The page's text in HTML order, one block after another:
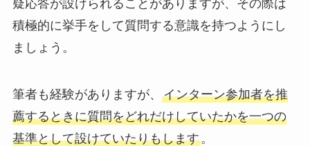
疑応答が設けられることがありますが、その際は
積極的に挙手をして質問する意識を持つようにし
ましょう。
筆者も経験がありますが、 インターン参加者を推
薦するときに質問をどれだけしていたかを一つの
基準として設けていたりもします。